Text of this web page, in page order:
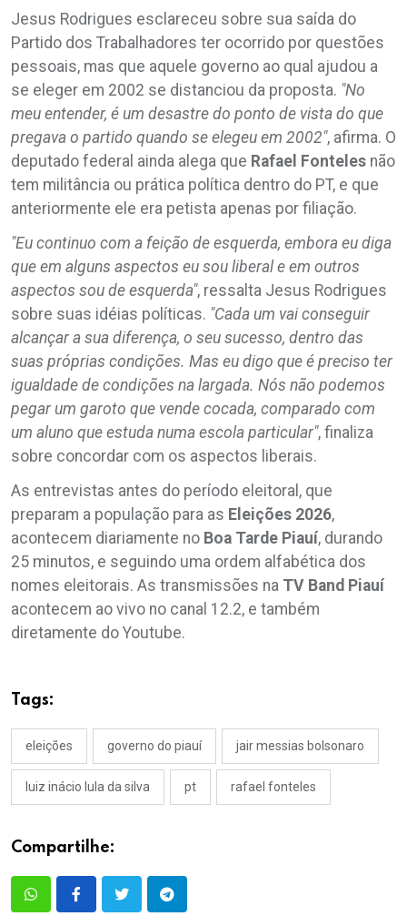
Jesus Rodrigues esclareceu sobre sua saída do
Partido dos Trabalhadores ter ocorrido por questões
pessoais, mas que aquele governo ao qual ajudou a
se eleger em 2002 se distanciou da proposta. "No
meu entender, é um desastre do ponto de vista do que
pregava o partido quando se elegeu em 2002", afirma. O
deputado federal ainda alega que Rafael Fonteles não
tem militância ou prática política dentro do PT, e que
anteriormente ele era petista apenas por filiação.
"Eu continuo com a feição de esquerda, embora eu diga
que em alguns aspectos eu sou liberal e em outros
aspectos sou de esquerda", ressalta Jesus Rodrigues
sobre suas idéias políticas. "Cada um vai conseguir
alcançar a sua diferença, o seu sucesso, dentro das
suas próprias condições. Mas eu digo que é preciso ter
igualdade de condições na largada. Nós não podemos
pegar um garoto que vende cocada, comparado com
um aluno que estuda numa escola particular", finaliza
sobre concordar com os aspectos liberais.
As entrevistas antes do período eleitoral, que
preparam a população para as Eleições 2026,
acontecem diariamente no Boa Tarde Piauí, durando
25 minutos, e seguindo uma ordem alfabética dos
nomes eleitorais. As transmissões na TV Band Piauí
acontecem ao vivo no canal 12.2, e também
diretamente do Youtube.
Tags:
eleições governo do piauí jair messias bolsonaro
luiz inácio lula da silva pt rafael fonteles
Compartilhe: